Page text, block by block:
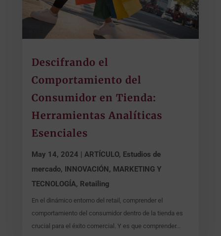
Descifrando el
Comportamiento del
Consumidor en Tienda:
Herramientas Analíticas
Esenciales
May 14, 2024 | ARTÍCULO, Estudios de
mercado, INNOVACIÓN, MARKETING Y
TECNOLOGÍA, Retailing
En el dinámico entorno del retail, comprender el
comportamiento del consumidor dentro de la tienda es
crucial para el éxito comercial. Y es que comprender...